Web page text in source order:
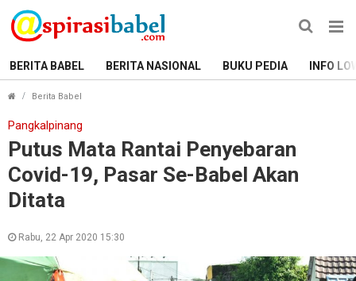
BERITA BABEL BERITA NASIONAL BUKU PEDIA INFO
Berita Babel
Pangkalpinang
Putus Mata Rantai Penyebaran
Covid-19, Pasar Se-Babel Akan
Ditata
Rabu, 22 Apr 2020 15:30